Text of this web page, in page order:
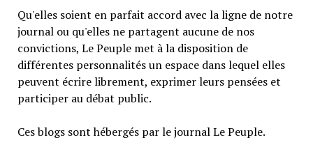
Qu'elles soient en parfait accord avec la ligne de notre
journal ou qu'elles ne partagent aucune de nos
convictions, Le Peuple met à la disposition de
différentes personnalités un espace dans lequel elles
peuvent écrire librement, exprimer leurs pensées et
participer au débat public.
Ces blogs sont hébergés par le journal Le Peuple.